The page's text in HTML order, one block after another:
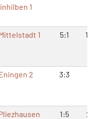
1
1 5:1
2 3:3
1:5